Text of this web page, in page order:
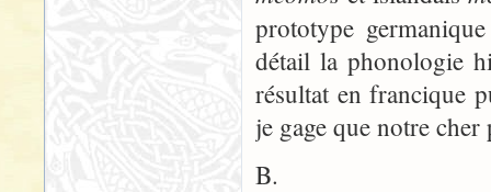
prototype
détail la phonologie
résultat en francique
je gage que notre
B.